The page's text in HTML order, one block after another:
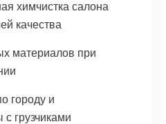
химчистка салона
качества
материалов при
городу и
грузчиками